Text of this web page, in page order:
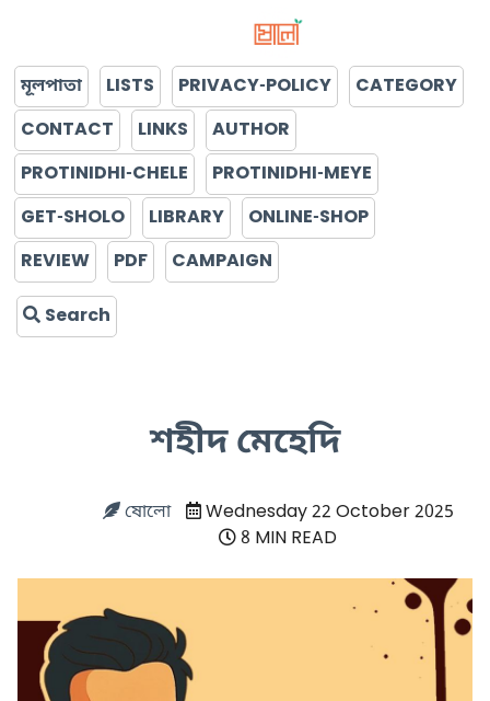
মূলপাতা LISTS PRIVACY-POLICY
CATEGORY
CONTACT
LINKS
AUTHOR
PROTINIDHI-CHELE
PROTINIDHI-MEYE
GET-SHOLO
LIBRARY
ONLINE-SHOP
REVIEW
PDF CAMPAIGN
Search
শহীদ মেহেদি
ষোলো
Wednesday 22 October 2025
8 MIN READ